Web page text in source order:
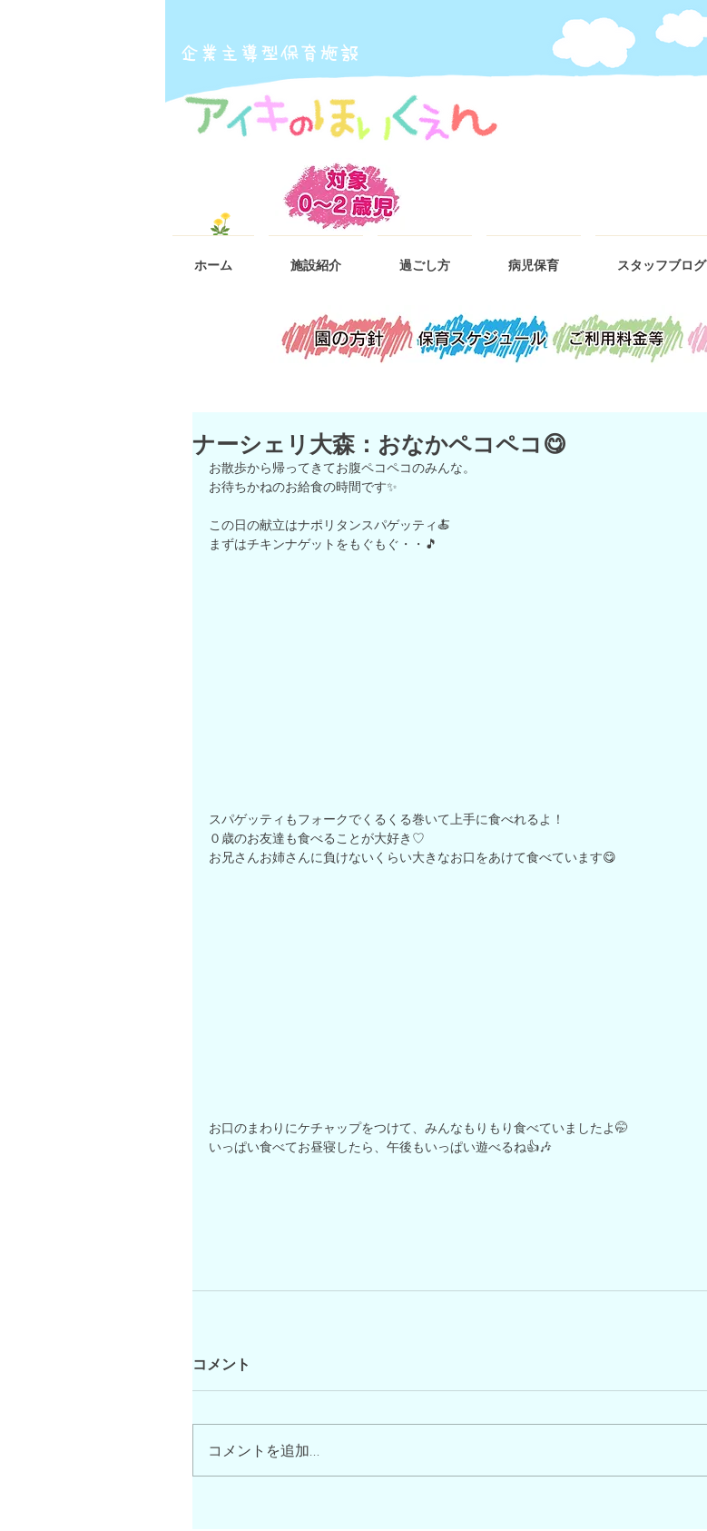
ホーム 施設紹介 過ごし方 病児保育 スタッフブログ
​企業主導型保育施設
ナーシェリ大森：おなかペコペコ😋
お散歩から帰ってきてお腹ペコペコのみんな。
お待ちかねのお給食の時間です✨
この日の献立はナポリタンスパゲッティ🍝
まずはチキンナゲットをもぐもぐ・・🎵
スパゲッティもフォークでくるくる巻いて上手に食べれるよ！
０歳のお友達も食べることが大好き♡
お兄さんお姉さんに負けないくらい大きなお口をあけて食べています😋
お口のまわりにケチャップをつけて、みんなもりもり食べていましたよ🤭
いっぱい食べてお昼寝したら、午後もいっぱい遊べるね👍🎶
コメント
コメントを追加…